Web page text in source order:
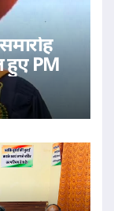
हुए PM